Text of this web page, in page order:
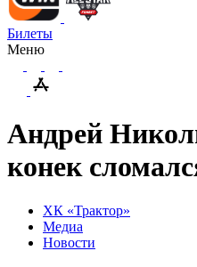
Билеты
Меню
Андрей
конек
ХК «Трактор»
Медиа
Новости